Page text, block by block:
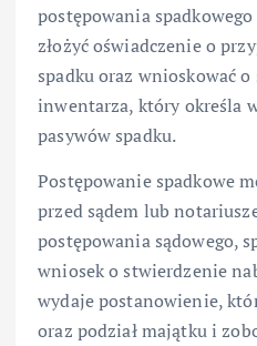
postępowania
złożyć oświadczenie o
spadku oraz wnioskować
inwentarza, który określa
pasywów spadku.
Postępowanie spadkowe
przed sądem lub
postępowania sądowego,
wniosek o stwierdzenie
wydaje postanowienie,
oraz podział majątku i